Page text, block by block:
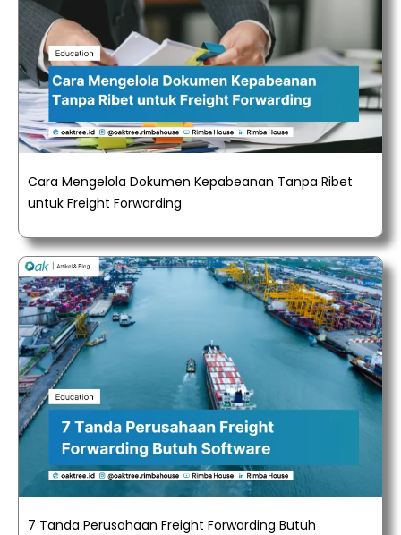
Cara Mengelola Dokumen Kepabeanan Tanpa Ribet
untuk Freight Forwarding
7 Tanda Perusahaan Freight Forwarding Butuh